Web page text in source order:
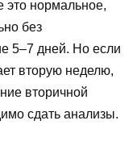
это нормальное,
без
5–7 дней. Но если
вторую неделю,
вторичной
сдать анализы.